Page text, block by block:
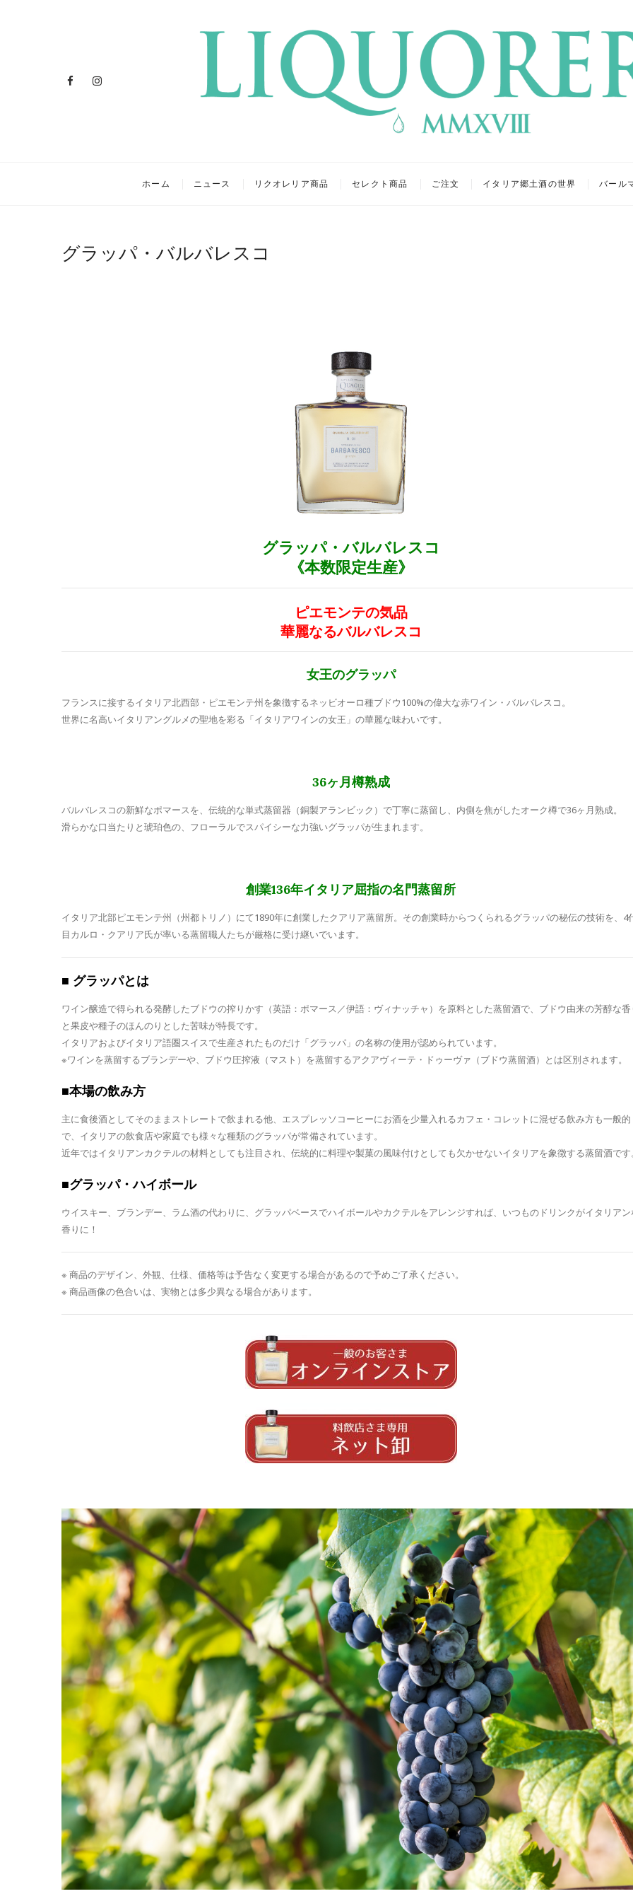
FacebookInstagram
ホーム ニュース リクオレリア商品 セレクト商品 ご注文 イタリア郷土酒の世界 バール
グラッパ・バルバレスコ
グラッパ・バルバレスコ
《本数限定生産》
ピエモンテの気品
華麗なるバルバレスコ
女王のグラッパ
フランスに接するイタリア北西部・ピエモンテ州を象徴するネッビオーロ種ブドウ100%の偉大な赤ワイン・バルバレスコ。
世界に名高いイタリアングルメの聖地を彩る「イタリアワインの女王」の華麗な味わいです。
36ヶ月樽熟成
バルバレスコの新鮮なポマースを、伝統的な単式蒸留器（銅製アランビック）で丁寧に蒸留し、内側を焦がしたオーク樽で36ヶ月熟成。
滑らかな口当たりと琥珀色の、フローラルでスパイシーな力強いグラッパが生まれます。
創業136年イタリア屈指の名門蒸留所
イタリア北部ピエモンテ州（州都トリノ）にて1890年に創業したクアリア蒸留所。その創業時からつくられるグラッパの秘伝の技術を、4
目カルロ・クアリア氏が率いる蒸留職人たちが厳格に受け継いでいます。
■ グラッパとは
ワイン醸造で得られる発酵したブドウの搾りかす（英語：ポマース／伊語：ヴィナッチャ）を原料とした蒸留酒で、ブドウ由来の芳醇な香
と果皮や種子のほんのりとした苦味が特長です。
イタリアおよびイタリア語圏スイスで生産されたものだけ「グラッパ」の名称の使用が認められています。
※ワインを蒸留するブランデーや、ブドウ圧搾液（マスト）を蒸留するアクアヴィーテ・ドゥーヴァ（ブドウ蒸留酒）とは区別されます。
■本場の飲み方
主に食後酒としてそのままストレートで飲まれる他、エスプレッソコーヒーにお酒を少量入れるカフェ・コレットに混ぜる飲み方も一般的
で、イタリアの飲食店や家庭でも様々な種類のグラッパが常備されています。
近年ではイタリアンカクテルの材料としても注目され、伝統的に料理や製菓の風味付けとしても欠かせないイタリアを象徴する蒸留酒です
■グラッパ・ハイボール
ウイスキー、ブランデー、ラム酒の代わりに、グラッパベースでハイボールやカクテルをアレンジすれば、いつものドリンクがイタリアン
香りに！
※ 商品のデザイン、外観、仕様、価格等は予告なく変更する場合があるので予めご了承ください。
※ 商品画像の色合いは、実物とは多少異なる場合があります。